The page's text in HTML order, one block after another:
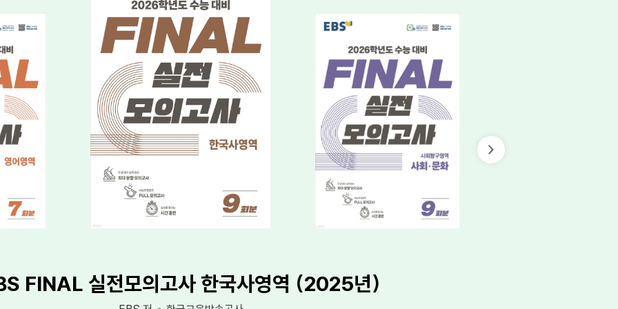
FINAL 실전모의고사 한국사영역 (2025년)